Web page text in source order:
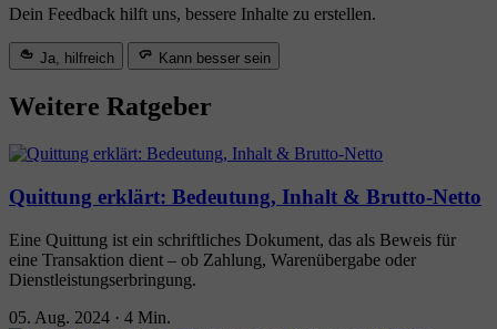
Dein Feedback hilft uns, bessere Inhalte zu erstellen.
Ja, hilfreich Kann besser sein
Weitere Ratgeber
Quittung erklärt: Bedeutung, Inhalt & Brutto-Netto
Eine Quittung ist ein schriftliches Dokument, das als Beweis für
eine Transaktion dient – ob Zahlung, Warenübergabe oder
Dienstleistungserbringung.
05. Aug. 2024 · 4 Min.